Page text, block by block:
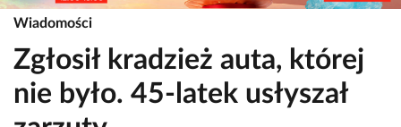
Wiadomości
Zgłosił kradzież auta, której
nie było. 45-latek usłyszał